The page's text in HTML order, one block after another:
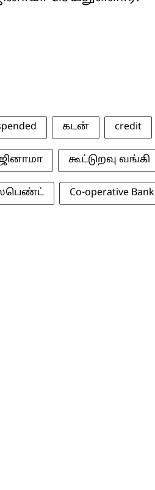
கடன் credit
கூட்டுறவு வங்கி
Co-operative Bank